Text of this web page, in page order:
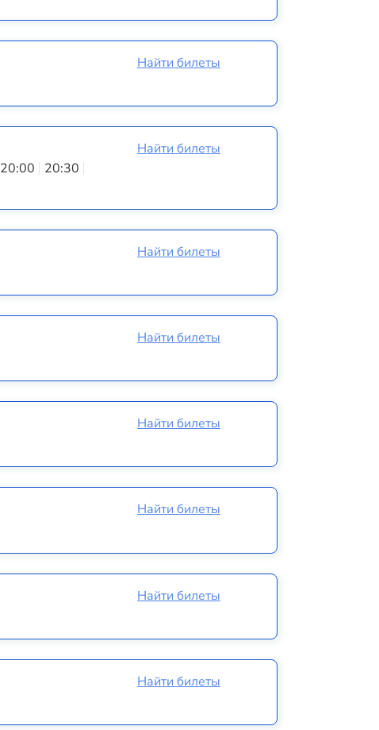
Найти билеты
20:00
20:30
Найти билеты
Найти билеты
Найти билеты
Найти билеты
Найти билеты
Найти билеты
Найти билеты